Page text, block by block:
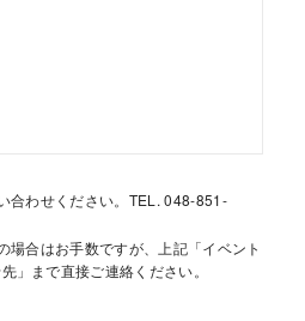
合わせください。TEL. 048-851-
場合はお手数ですが、上記「イベント
」まで直接ご連絡ください。